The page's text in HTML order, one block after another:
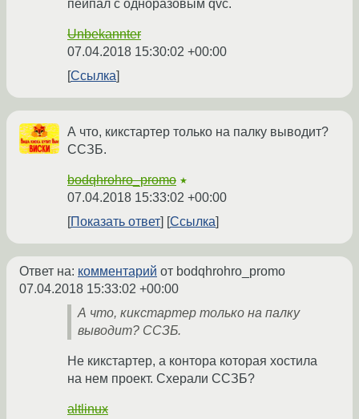
пейпал с одноразовым qvc.
Unbekannter
07.04.2018 15:30:02 +00:00
Ссылка
А что, кикстартер только на палку выводит?
ССЗБ.
bodqhrohro_promo ★
07.04.2018 15:33:02 +00:00
Показать ответ
Ссылка
Ответ на: комментарий от bodqhrohro_promo
07.04.2018 15:33:02 +00:00
А что, кикстартер только на палку
выводит? ССЗБ.
Не кикстартер, а контора которая хостила
на нем проект. Схерали ССЗБ?
altlinux